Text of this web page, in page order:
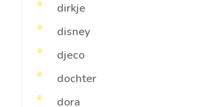
dirkje
disney
djeco
dochter
dora